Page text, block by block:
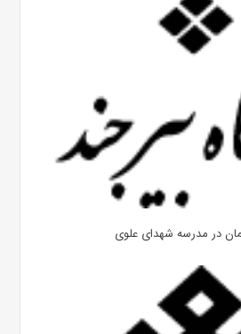
در مدرسه شهدای علوی